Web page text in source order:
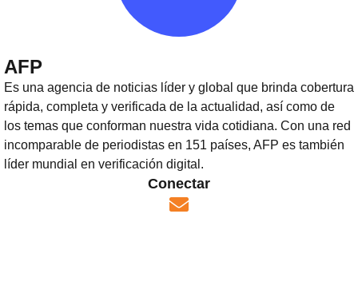
AFP
Es una agencia de noticias líder y global que brinda cobertura
rápida, completa y verificada de la actualidad, así como de
los temas que conforman nuestra vida cotidiana. Con una red
incomparable de periodistas en 151 países, AFP es también
líder mundial en verificación digital.
Conectar